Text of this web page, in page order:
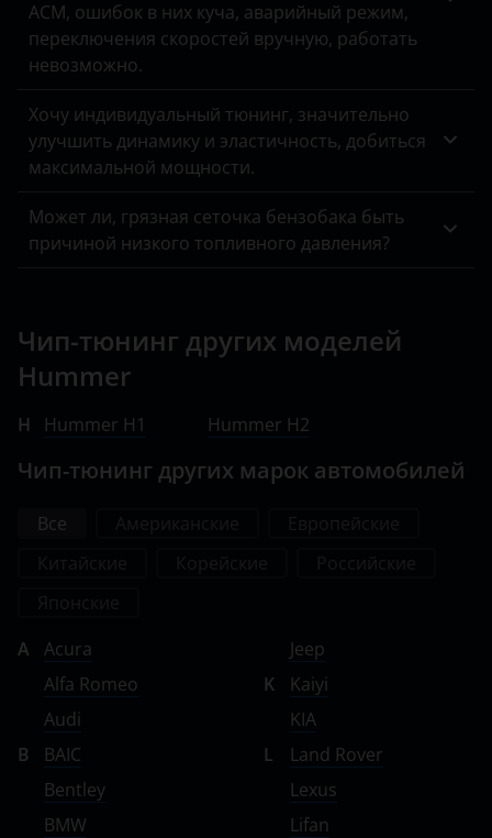
ACM, ошибок в них куча, аварийный режим,
переключения скоростей вручную, работать
невозможно.
Хочу индивидуальный тюнинг, значительно
улучшить динамику и эластичность, добиться
максимальной мощности.
Может ли, грязная сеточка бензобака быть
причиной низкого топливного давления?
Чип-тюнинг других моделей
Hummer
H Hummer H1 Hummer H2
Чип-тюнинг других марок автомобилей
Все
A
Acura
Alfa Romeo
Audi
B
BAIC
Bentley
BMW
Jeep
K
Kaiyi
KIA
L
Land Rover
Lexus
Lifan